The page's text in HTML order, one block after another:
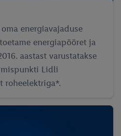
energiavajaduse
energiapööret ja
aastast varustatakse
Lidli
roheelektriga*.